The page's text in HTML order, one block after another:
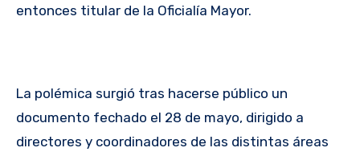
entonces titular de la Oficialía Mayor.
La polémica surgió tras hacerse público un
documento fechado el 28 de mayo, dirigido a
directores y coordinadores de las distintas áreas